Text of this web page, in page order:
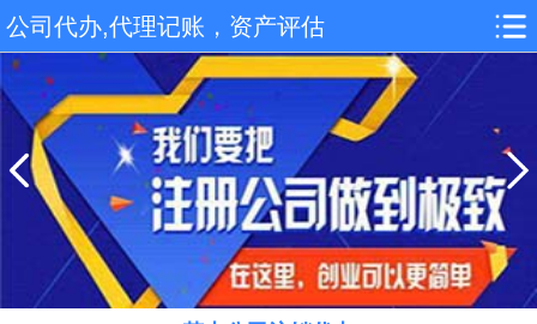
公司代办,代理记账，资产评估